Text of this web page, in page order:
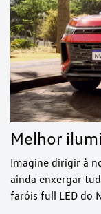
Melhor
Imagine dirigir à
ainda enxergar
faróis full LED do